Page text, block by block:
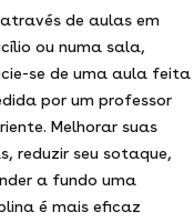
de aulas em
ou numa sala,
se de uma aula feita
por um professor
Melhorar suas
reduzir seu sotaque,
a fundo uma
é mais eficaz